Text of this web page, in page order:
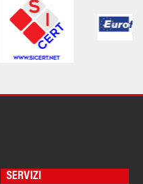
SERVIZI